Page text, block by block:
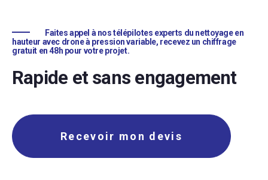
Faites appel à nos télépilotes experts du nettoyage en
hauteur avec drone à pression variable, recevez un chiffrage
gratuit en 48h pour votre projet.
Rapide et sans engagement
Recevoir mon devis